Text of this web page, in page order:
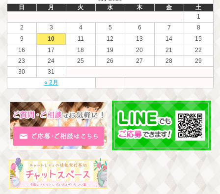
日
月 火 水 木 金 土
« 2月
1
2
3 4 5 6 7
8
9
10 11 12 13 14
15
16
17 18 19 20 21
22
23
24 25 26 27 28
29
30
31